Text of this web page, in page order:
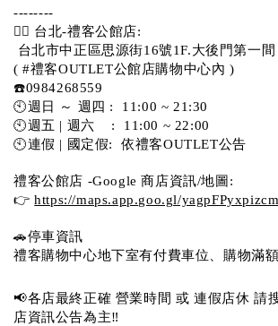
--------
💁‍♀️ 台北-禮客公館店:
台北市中正區思源街16號1F.大後門第一間
( #禮客OUTLET公館店購物中心內 )
☎️0984268559
🕙週日 ～ 週四 :  11:00 ~ 21:30
🕙週五 | 週六    :  11:00 ~ 22:00
🕙連假 | 國定假:  依禮客OUTLET公告
禮客公館店 -Google 商店資訊/地圖:
👉 https://maps.app.goo.gl/
🚗停車資訊
禮客購物中心地下室有付費車位、購物滿
📢各店最終正確 營業時間 或 連假店休 請
店資訊公告為主‼️